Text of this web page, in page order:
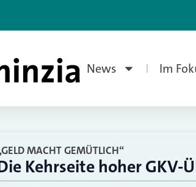
News Im
MACHT GEMÜTLICH“
Kehrseite hoher GKV-